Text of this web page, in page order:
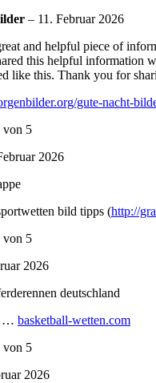
– 11. Februar 2026
and helpful piece of
this helpful information
like this. Thank you for
gute-nacht-
von 5
2026
bild tipps (http://
von 5
2026
deutschland
… basketball-wetten.com
von 5
2026